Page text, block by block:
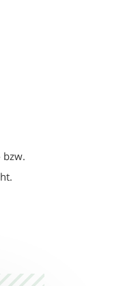
bzw.